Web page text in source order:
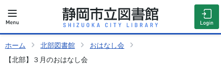
ホーム 北部図書館
おはなし会
【北部】３月のおはなし会